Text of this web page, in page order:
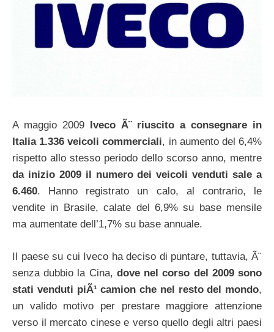
A maggio 2009
Iveco Ã¨ riuscito a consegnare in
Italia 1.336 veicoli commerciali, in aumento del 6,4%
rispetto allo stesso periodo dello scorso anno, mentre
da inizio 2009 il numero dei veicoli venduti sale a
6.460. Hanno registrato un calo, al contrario, le
vendite in Brasile, calate del 6,9% su base mensile
ma aumentate dell’1,7% su base annuale.
Il paese su cui Iveco ha deciso di puntare, tuttavia, Ã¨
senza dubbio la Cina, dove nel corso del 2009 sono
stati venduti piÃ¹ camion che nel resto del mondo,
un valido motivo per prestare maggiore attenzione
verso il mercato cinese e verso quello degli altri paesi